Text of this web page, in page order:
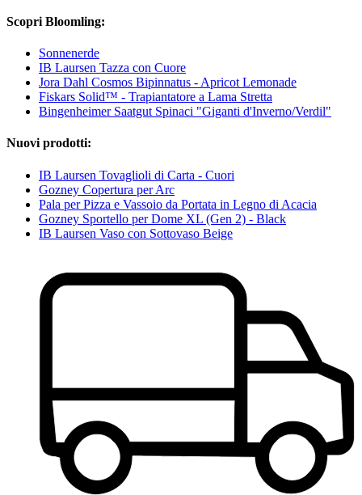
Scopri Bloomling:
Sonnenerde
IB Laursen Tazza con Cuore
Jora Dahl Cosmos Bipinnatus - Apricot Lemonade
Fiskars Solid™ - Trapiantatore a Lama Stretta
Bingenheimer Saatgut Spinaci "Giganti d'Inverno/Verdil"
Nuovi prodotti:
IB Laursen Tovaglioli di Carta - Cuori
Gozney Copertura per Arc
Pala per Pizza e Vassoio da Portata in Legno di Acacia
Gozney Sportello per Dome XL (Gen 2) - Black
IB Laursen Vaso con Sottovaso Beige